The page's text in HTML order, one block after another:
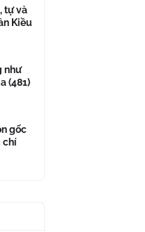
tự và
Kiều
như
(481)
gốc
chí